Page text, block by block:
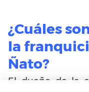
¿Cuáles
la
Ñato?
El dueño de la